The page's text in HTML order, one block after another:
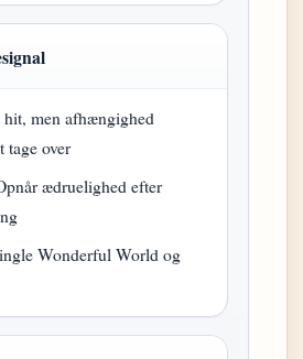
hit, men afhængighed
tage over
ædruelighed efter
Wonderful World og